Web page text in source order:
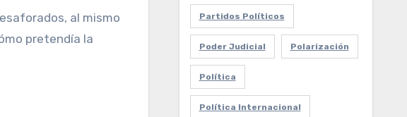
al mismo
pretendía la
Partidos Políticos
Poder Judicial Polarización
Política
Política Internacional